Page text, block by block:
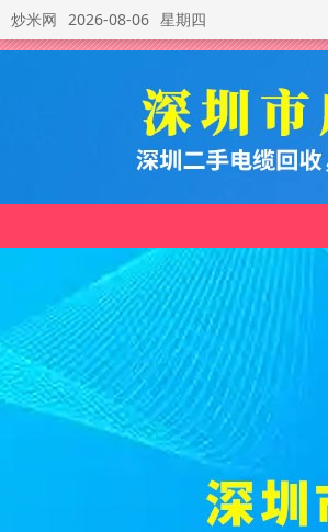
炒米网 2026-08-06 星期四